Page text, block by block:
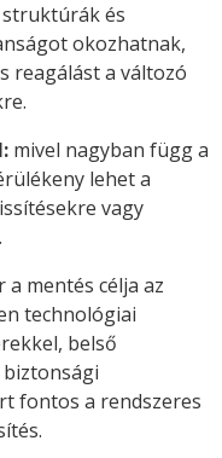
és
okozhatnak,
reagálást a változó
mivel nagyban függ a
lehet a
vagy
a mentés célja az
technológiai
belső
fontos a rendszeres